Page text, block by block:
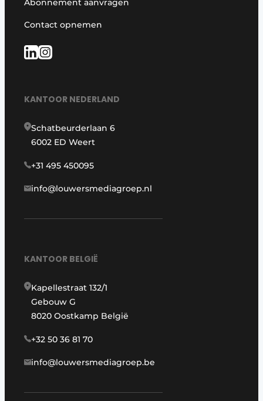
Abonnement aanvragen
Contact opnemen
KANTOOR NEDERLAND
Schatbeurderlaan 6
6002 ED Weert
+31 495 450095
info@louwersmediagroep.nl
KANTOOR BELGIË
Kapellestraat 132/1
Gebouw G
8020 Oostkamp België
+32 50 36 81 70
info@louwersmediagroep.be